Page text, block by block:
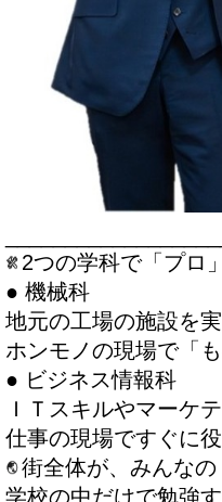
2つの学科で「プロ
● 機械科
地元の工場の施設を
ホンモノの現場で「
● ビジネス情報科
ＩＴスキルやマーケ
仕事の現場ですぐに
街全体が、みんなの
学校の中だけで勉強